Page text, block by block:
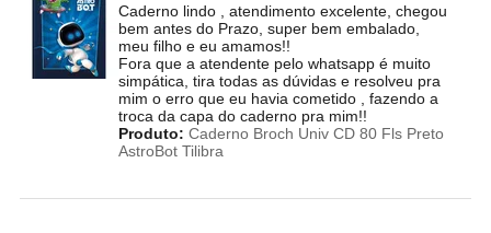
Caderno lindo , atendimento excelente, chegou
bem antes do Prazo, super bem embalado,
meu filho e eu amamos!!
Fora que a atendente pelo whatsapp é muito
simpática, tira todas as dúvidas e resolveu pra
mim o erro que eu havia cometido , fazendo a
troca da capa do caderno pra mim!!
Produto: Caderno Broch Univ CD 80 Fls Preto
AstroBot Tilibra